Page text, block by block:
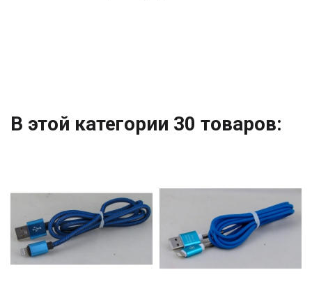
В этой категории 30 товаров: